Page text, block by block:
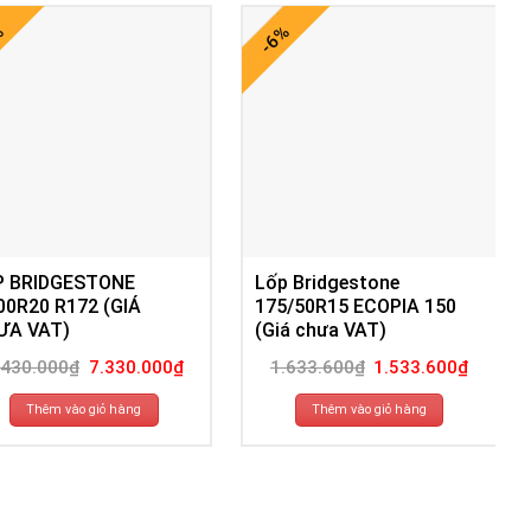
BRIDGESTONE
R172 (GIÁ
VAT)
₫ Giá
gốc
là:
7.430.000₫.
7.330.000₫Giá
hiện
Thêm vào giỏ hàng
-6%
Lốp Bridgestone
175/50R15 ECOPIA 150
(Giá chưa VAT)
1.633.600₫ Giá
gốc
là:
1.633.600₫.
1.533.600₫Giá
Thêm vào giỏ hàng